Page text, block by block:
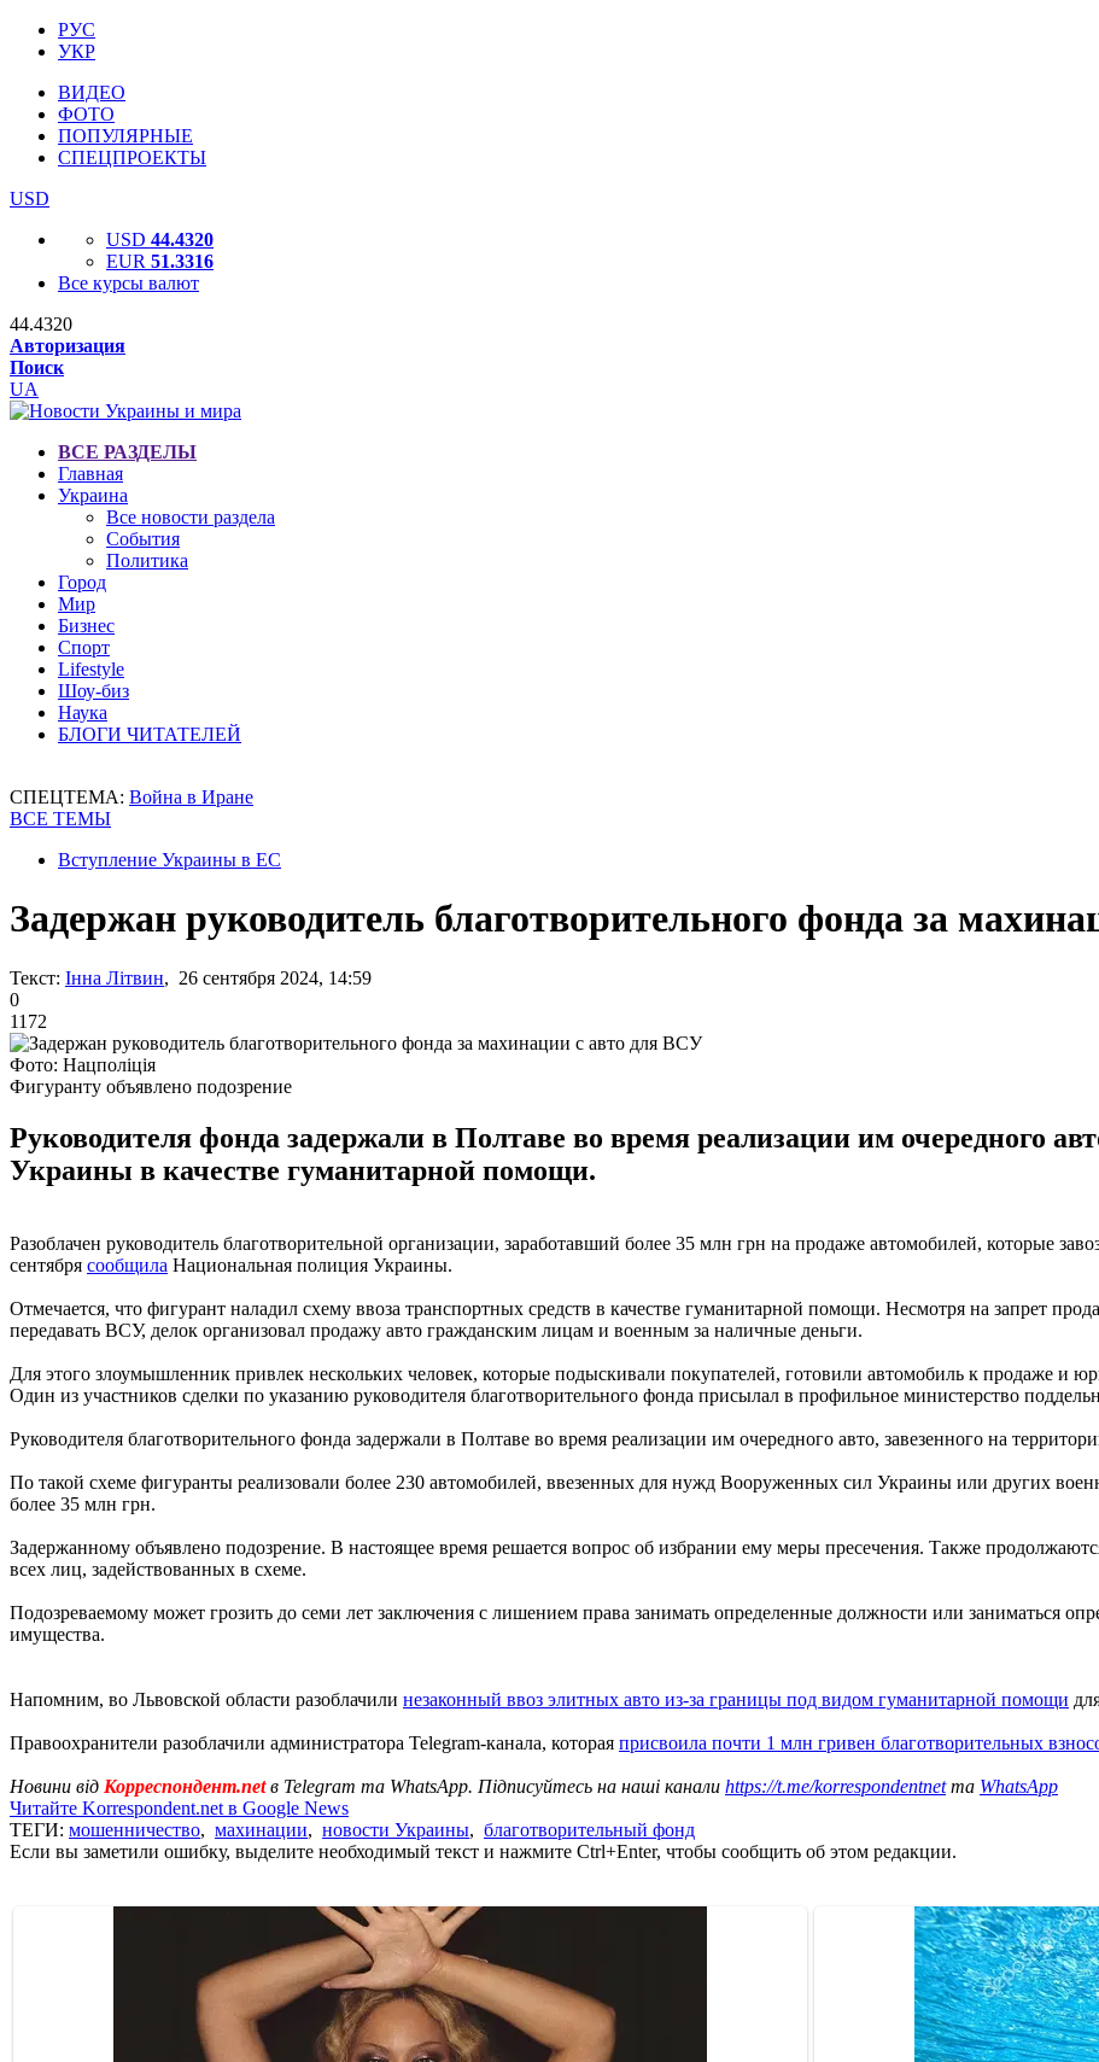
РУС
УКР
ВИДЕО
ФОТО
ПОПУЛЯРНЫЕ
СПЕЦПРОЕКТЫ
USD
USD 44.4320
EUR 51.3316
Все курсы валют
44.4320
Авторизация
Поиск
UA
ВСЕ РАЗДЕЛЫ
Главная
Украина
Все новости раздела
События
Политика
Город
Мир
Бизнес
Спорт
Lifestyle
Шоу-биз
Наука
БЛОГИ ЧИТАТЕЛЕЙ
СПЕЦТЕМА: Война в Иране
ВСЕ ТЕМЫ
Вступление Украины в ЕС
Задержан руководитель благотворительного фонда за
Текст: Інна Літвин, 26 сентября 2024, 14:59
0
1172
Фото: Нацполіція
Фигуранту объявлено подозрение
Руководителя фонда задержали в Полтаве во время реализации им очередного
Украины в качестве гуманитарной помощи.
Разоблачен руководитель благотворительной организации, заработавший более 35 млн грн на продаже автомобилей, которые
сентября сообщила Национальная полиция Украины.
Отмечается, что фигурант наладил схему ввоза транспортных средств в качестве гуманитарной помощи. Несмотря на запрет
передавать ВСУ, делок организовал продажу авто гражданским лицам и военным за наличные деньги.
Для этого злоумышленник привлек нескольких человек, которые подыскивали покупателей, готовили автомобиль к продаже и
Один из участников сделки по указанию руководителя благотворительного фонда присылал в профильное министерство
Руководителя благотворительного фонда задержали в Полтаве во время реализации им очередного авто, завезенного на
По такой схеме фигуранты реализовали более 230 автомобилей, ввезенных для нужд Вооруженных сил Украины или других
более 35 млн грн.
Задержанному объявлено подозрение. В настоящее время решается вопрос об избрании ему меры пресечения. Также
всех лиц, задействованных в схеме.
Подозреваемому может грозить до семи лет заключения с лишением права занимать определенные должности или заниматься
имущества.
Напомним, во Львовской области разоблачили незаконный ввоз элитных авто из-за границы под видом гуманитарной помощи
Правоохранители разоблачили администратора Telegram-канала, которая присвоила почти 1 млн гривен благотворительных
Новини від Корреспондент.netв Telegram та WhatsApp. Підписуйтесь на наші канали https://t.me/korrespondentnetта WhatsApp
Читайте Korrespondent.net в Google News
ТЕГИ: мошенничество, махинации, новости Украины, благотворительный фонд
Если вы заметили ошибку, выделите необходимый текст и нажмите Ctrl+Enter, чтобы сообщить об этом редакции.